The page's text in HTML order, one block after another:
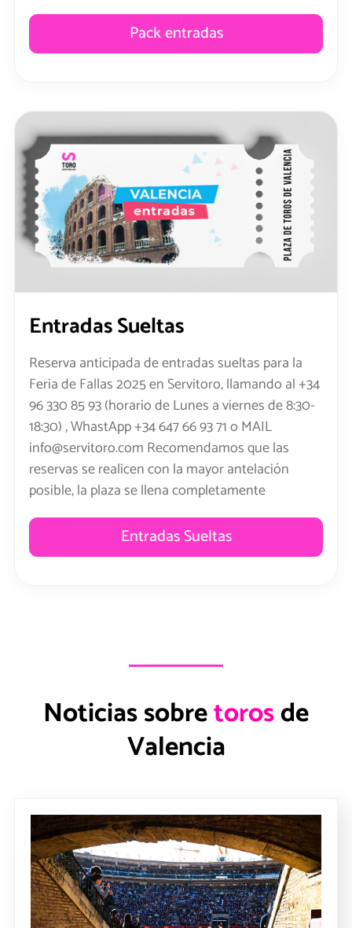
Pack entradas
Entradas Sueltas
Reserva anticipada de entradas sueltas para la
Feria de Fallas 2025 en Servitoro, llamando al +34
96 330 85 93 (horario de Lunes a viernes de 8:30-
18:30) , WhastApp +34 647 66 93 71 o MAIL
info@servitoro.com Recomendamos que las
reservas se realicen con la mayor antelación
posible, la plaza se llena completamente
Entradas Sueltas
Noticias sobre tore
de
Valencia